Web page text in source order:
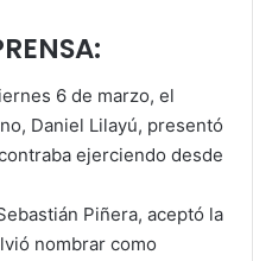
6 de marzo, el
Daniel Lilayú, presentó
ejerciendo desde
Piñera, aceptó la
nombrar como